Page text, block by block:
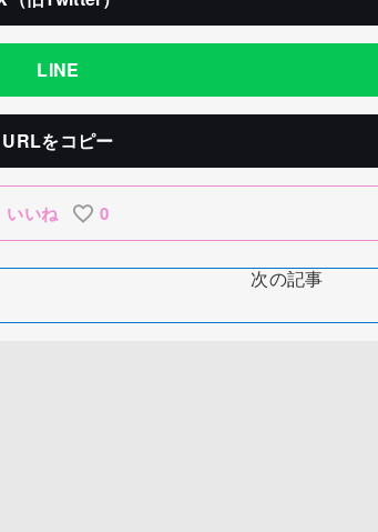
LINE
URLをコピー
いいね 0
次の記事